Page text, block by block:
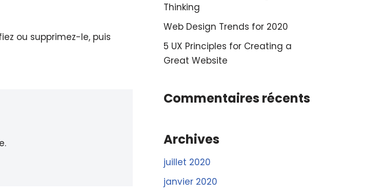
ou supprimez-le, puis
Thinking
Web Design Trends for 2020
5 UX Principles for Creating a
Great Website
Commentaires récents
Archives
juillet 2020
janvier 2020